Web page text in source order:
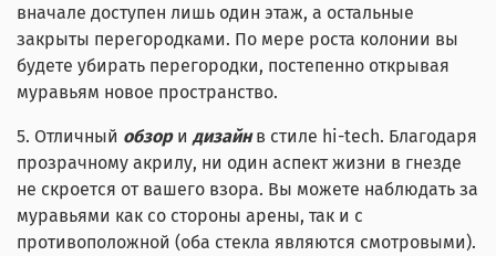
вначале доступен лишь один этаж, а остальные
закрыты перегородками. По мере роста колонии вы
будете убирать перегородки, постепенно открывая
муравьям новое пространство.
5. Отличный обзори дизайнв стиле hi-tech. Благодаря
прозрачному акрилу, ни один аспект жизни в гнезде
не скроется от вашего взора. Вы можете наблюдать за
муравьями как со стороны арены, так и с
противоположной (оба стекла являются смотровыми).